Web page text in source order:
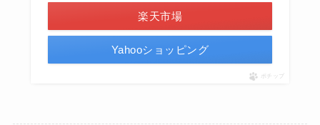
楽天市場
Yahooショッピング
ポチップ